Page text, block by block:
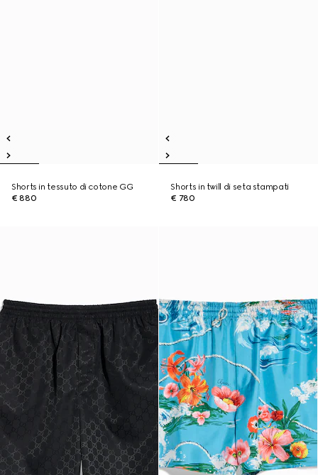
Shorts in tessuto di cotone GG
€ 880
Shorts in twill di seta stampati
€ 780